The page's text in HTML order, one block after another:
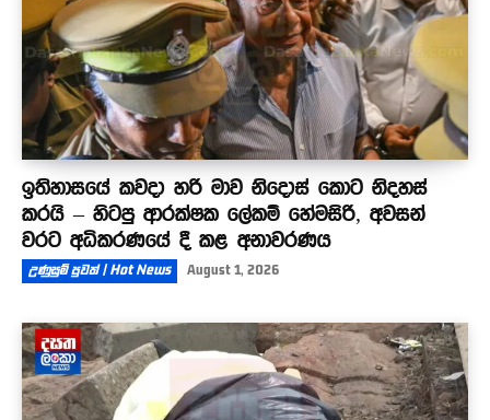
ඉතිහාසයේ කවදා හරි මාව නිදොස් කොට නිදහස්
කරයි – හිටපු ආරක්ෂක ලේකම් හේමසිරි, අවසන්
වරට අධිකරණයේ දී කළ අනාවරණය
උණුසුම් පුවත් | Hot News August 1, 2026